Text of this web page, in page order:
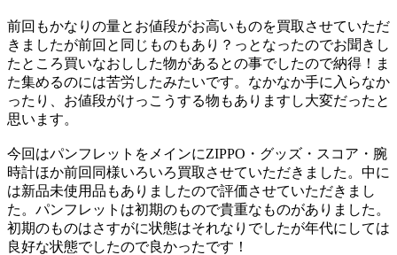
前回もかなりの量とお値段がお高いものを買取させていただ
きましたが前回と同じものもあり？っとなったのでお聞きし
たところ買いなおしした物があるとの事でしたので納得！ま
た集めるのには苦労したみたいです。なかなか手に入らなか
ったり、お値段がけっこうする物もありますし大変だったと
思います。
今回はパンフレットをメインにZIPPO・グッズ・スコア・腕
時計ほか前回同様いろいろ買取させていただきました。中に
は新品未使用品もありましたので評価させていただきまし
た。パンフレットは初期のもので貴重なものがありました。
初期のものはさすがに状態はそれなりでしたが年代にしては
良好な状態でしたので良かったです！